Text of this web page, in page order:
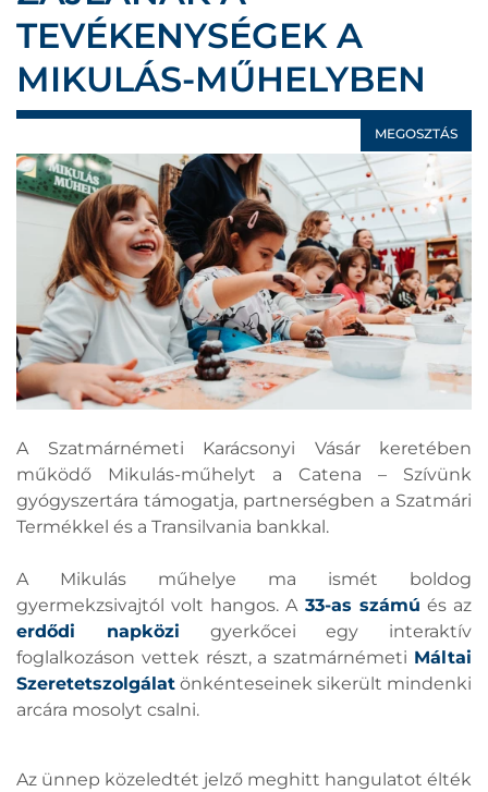
TEVÉKENYSÉGEK A
MIKULÁS-MŰHELYBEN
MEGOSZTÁS
A Szatmárnémeti Karácsonyi Vásár keretében
működő Mikulás-műhelyt a Catena – Szívünk
gyógyszertára támogatja, partnerségben a Szatmári
Termékkel és a Transilvania bankkal.
A Mikulás műhelye ma ismét boldog
gyermekzsivajtól volt hangos. A 33-as számú és az
erdődi napközi
gyerkőcei egy interaktív
foglalkozáson vettek részt, a szatmárnémeti Máltai
Szeretetszolgálat önkénteseinek sikerült mindenki
arcára mosolyt csalni.
Az ünnep közeledtét jelző meghitt hangulatot élték